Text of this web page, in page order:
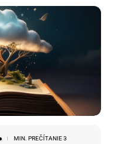
MIN. PREČÍTANIE 3